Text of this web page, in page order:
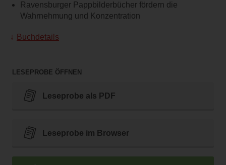
Ravensburger Pappbilderbücher fördern die
Wahrnehmung und Konzentration
Buchdetails
LESEPROBE ÖFFNEN
Leseprobe als PDF
Leseprobe im Browser